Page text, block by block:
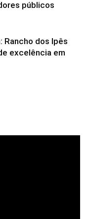
públicos
Rancho dos Ipês
excelência em